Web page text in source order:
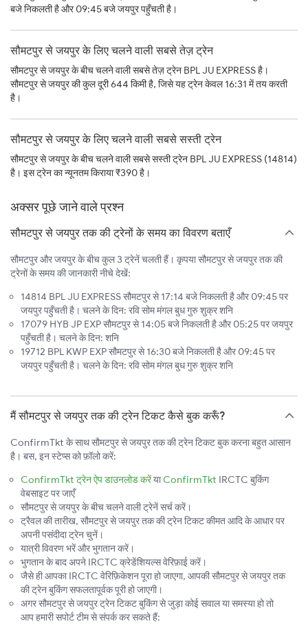
बजे निकलती है और 09:45 बजे जयपुर पहुँचती है।
सौमटपुर से जयपुर के लिए चलने वाली सबसे तेज़ ट्रेन
सौमटपुर से जयपुर के बीच चलने वाली सबसे तेज़ ट्रेन BPL JU EXPRESS है।
सौमटपुर से जयपुर की कुल दूरी 644 किमी है, जिसे यह ट्रेन केवल 16:31 में तय करती
है।
सौमटपुर से जयपुर के लिए चलने वाली सबसे सस्ती ट्रेन
सौमटपुर से जयपुर के बीच चलने वाली सबसे सस्ती ट्रेन BPL JU EXPRESS (14814)
है। इस ट्रेन का न्यूनतम किराया ₹390 है।
अक्सर पूछे जाने वाले प्रश्न
सौमटपुर से जयपुर तक की ट्रेनों के समय का विवरण बताएँ
सौमटपुर और जयपुर के बीच कुल 3 ट्रेनें चलती हैं। कृपया सौमटपुर से जयपुर तक की
ट्रेनों के समय की जानकारी नीचे देखें:
14814 BPL JU EXPRESS सौमटपुर से 17:14 बजे निकलती है और 09:45 पर
जयपुर पहुँचती है। चलने के दिन: रवि सोम मंगल बुध गुरु शुक्र शनि
17079 HYB JP EXP सौमटपुर से 14:05 बजे निकलती है और 05:25 पर जयपुर
पहुँचती है। चलने के दिन: शनि
19712 BPL KWP EXP सौमटपुर से 16:30 बजे निकलती है और 09:45 पर
जयपुर पहुँचती है। चलने के दिन: रवि सोम मंगल बुध गुरु शुक्र शनि
मैं सौमटपुर से जयपुर तक की ट्रेन टिकट कैसे बुक करूँ?
ConfirmTkt के साथ सौमटपुर से जयपुर तक की ट्रेन टिकट बुक करना बहुत आसान
है। बस, इन स्टेप्स को फ़ॉलो करें:
ConfirmTkt ट्रेन ऐप डाउनलोड करेंयाConfirmTkt IRCTC बुकिंग
वेबसाइट पर जाएँ
सौमटपुर से जयपुर के बीच चलने वाली ट्रेनें सर्च करें।
ट्रैवल की तारीख, सौमटपुर से जयपुर तक की ट्रेन टिकट कीमत आदि के आधार पर
अपनी पसंदीदा ट्रेन चुनें।
यात्री विवरण भरें और भुगतान करें।
भुगतान के बाद अपने IRCTC क्रेडेंशियल्स वेरिफ़ाई करें।
जैसे ही आपका IRCTC वेरिफ़िकेशन पूरा हो जाएगा, आपकी सौमटपुर से जयपुर तक
की ट्रेन बुकिंग सफलतापूर्वक पूरी हो जाएगी।
अगर सौमटपुर से जयपुर ट्रेन टिकट बुकिंग से जुड़ा कोई सवाल या समस्या हो तो
आप हमारी सपोर्ट टीम से संपर्क कर सकते हैं: